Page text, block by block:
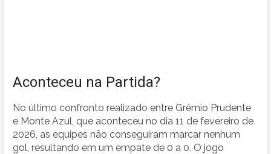
Aconteceu na Partida?
No último confronto realizado entre Grêmio Prudente
e Monte Azul, que aconteceu no dia 11 de fevereiro de
2026, as equipes não conseguiram marcar nenhum
gol, resultando em um empate de 0 a 0. O jogo